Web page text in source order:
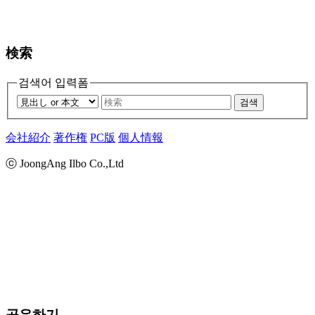
検索
검색어 입력폼
검색
会社紹介 著作権 PC版 個人情報
ⓒ JoongAng Ilbo Co.,Ltd